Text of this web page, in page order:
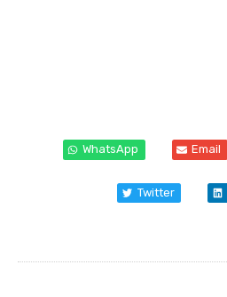
WhatsApp Email
Twitter